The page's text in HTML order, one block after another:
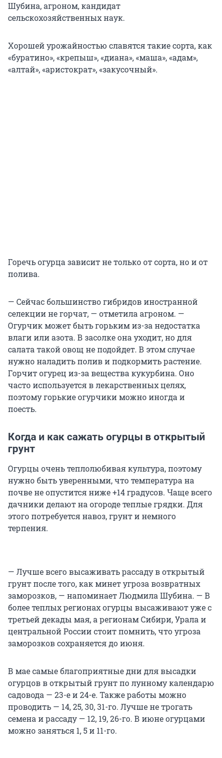
Шубина, агроном, кандидат
сельскохозяйственных наук.
Хорошей урожайностью славятся такие сорта, как
«буратино», «крепыш», «диана», «маша», «адам»,
«алтай», «аристократ», «закусочный».
Горечь огурца зависит не только от сорта, но и от
полива.
— Сейчас большинство гибридов иностранной
селекции не горчат, — отметила агроном. —
Огурчик может быть горьким из-за недостатка
влаги или азота. В засолке она уходит, но для
салата такой овощ не подойдет. В этом случае
нужно наладить полив и подкормить растение.
Горчит огурец из-за вещества кукурбина. Оно
часто используется в лекарственных целях,
поэтому горькие огурчики можно иногда и
поесть.
Когда и как сажать огурцы в открытый
грунт
Огурцы очень теплолюбивая культура, поэтому
нужно быть уверенными, что температура на
почве не опустится ниже +14 градусов. Чаще всего
дачники делают на огороде теплые грядки. Для
этого потребуется навоз, грунт и немного
терпения.
— Лучше всего высаживать рассаду в открытый
грунт после того, как минет угроза возвратных
заморозков, — напоминает Людмила Шубина. — В
более теплых регионах огурцы высаживают уже с
третьей декады мая, а регионам Сибири, Урала и
центральной России стоит помнить, что угроза
заморозков сохраняется до июня.
В мае самые благоприятные дни для высадки
огурцов в открытый грунт по лунному календарю
садовода — 23-е и 24-е. Также работы можно
проводить — 14, 25, 30, 31-го. Лучше не трогать
семена и рассаду — 12, 19, 26-го. В июне огурцами
можно заняться 1, 5 и 11-го.